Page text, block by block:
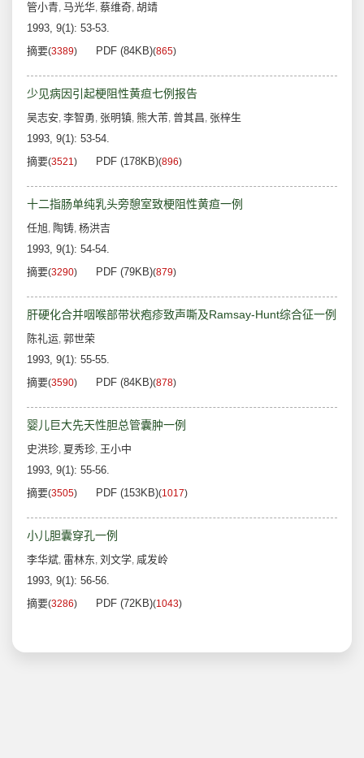
管小青, 马光华, 蔡维奇, 胡靖
1993, 9(1): 53-53.
摘要(3389) PDF (84KB)(865)
少见病因引起梗阻性黄疸七例报告
吴志安, 李智勇, 张明镇, 熊大芾, 曾其昌, 张梓生
1993, 9(1): 53-54.
摘要(3521) PDF (178KB)(896)
十二指肠单纯乳头旁憩室致梗阻性黄疸一例
任旭, 陶铸, 杨洪吉
1993, 9(1): 54-54.
摘要(3290) PDF (79KB)(879)
肝硬化合并咽喉部带状疱疹致声嘶及Ramsay-Hunt综合征一例
陈礼运, 郭世荣
1993, 9(1): 55-55.
摘要(3590) PDF (84KB)(878)
婴儿巨大先天性胆总管囊肿一例
史洪珍, 夏秀珍, 王小中
1993, 9(1): 55-56.
摘要(3505) PDF (153KB)(1017)
小儿胆囊穿孔一例
李华斌, 雷林东, 刘文学, 咸发岭
1993, 9(1): 56-56.
摘要(3286) PDF (72KB)(1043)